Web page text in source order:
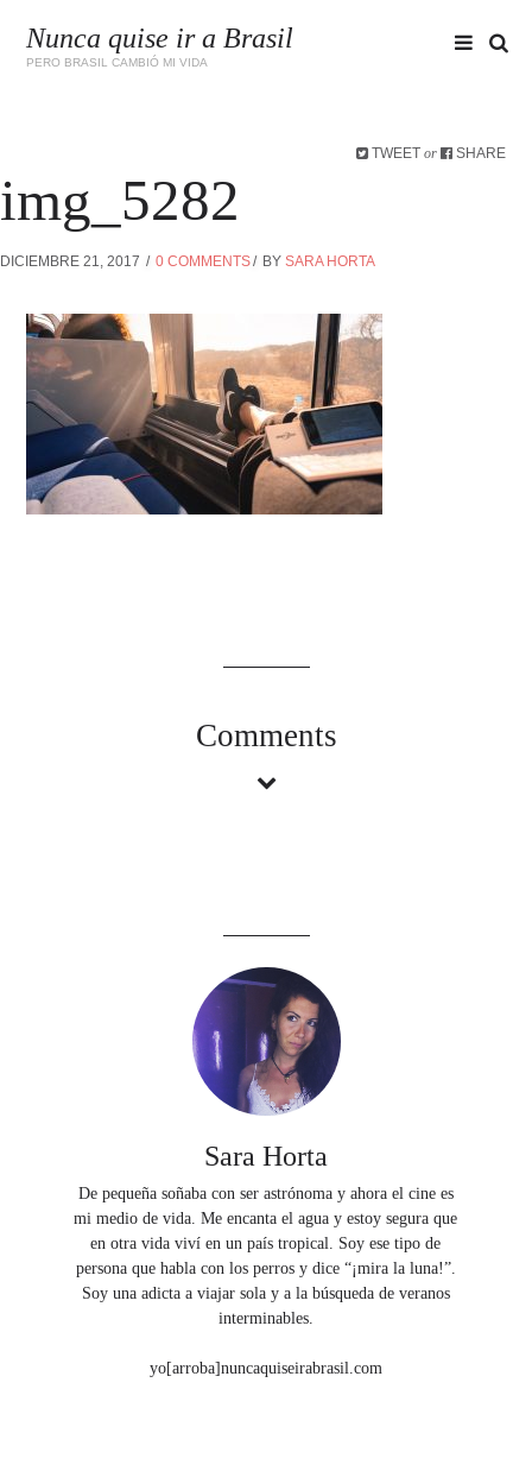
Nunca quise ir a Brasil
PERO BRASIL CAMBIÓ MI VIDA
TWEET or SHARE
img_5282
DICIEMBRE 21, 2017 0 COMMENTS BY SARA HORTA
Comments
Sara Horta
De pequeña soñaba con ser astrónoma y ahora el cine es
mi medio de vida. Me encanta el agua y estoy segura que
en otra vida viví en un país tropical. Soy ese tipo de
persona que habla con los perros y dice “¡mira la luna!”.
Soy una adicta a viajar sola y a la búsqueda de veranos
interminables.
yo[arroba]nuncaquiseirabrasil.com